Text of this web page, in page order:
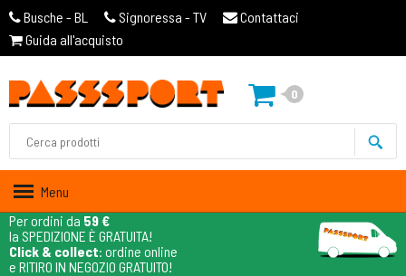
Busche - BL Signoressa - TV
Contattaci
Guida all'acquisto
0
Menu
Per ordini da 59 €
la SPEDIZIONE È GRATUITA!
Click & collect: ordine online
e RITIRO IN NEGOZIO GRATUITO!